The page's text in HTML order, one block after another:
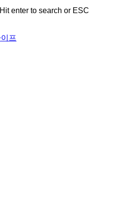
Hit enter to search or ESC